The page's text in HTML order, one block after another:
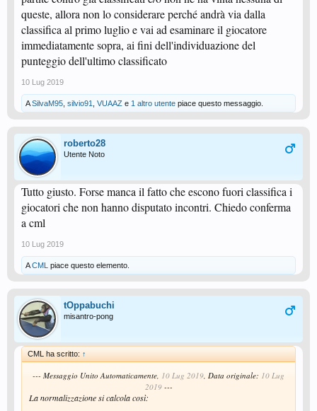
queste, allora non lo considerare perché andrà via dalla
classifica al primo luglio e vai ad esaminare il giocatore
immediatamente sopra, ai fini dell'individuazione del
punteggio dell'ultimo classificato
10 Lug 2019
ASilvaM95 silvio91 VUAAZ e 1 altro utente piace questo messaggio.
roberto28
Utente Noto
Tutto giusto. Forse manca il fatto che escono fuori classifica i
giocatori che non hanno disputato incontri. Chiedo conferma
a cml
10 Lug 2019
ACML piace questo elemento.
tOppabuchi
misantro-pong
CML ha scritto: ↑
--- Messaggio Unito Automaticamente, 10 Lug 2019, Data originale: 10 Lug
2019---
La normalizzazione si calcola così: